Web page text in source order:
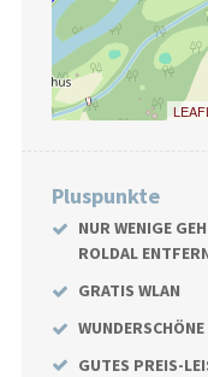
Pluspunkte
NUR WENIGE
ROLDAL
GRATIS WLAN
GUTES PREIS-